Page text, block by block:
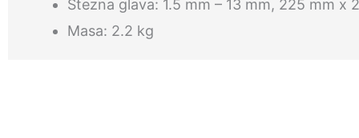
Stezna glava: 1.5 mm – 13 mm, 225 mm x
Masa: 2.2 kg